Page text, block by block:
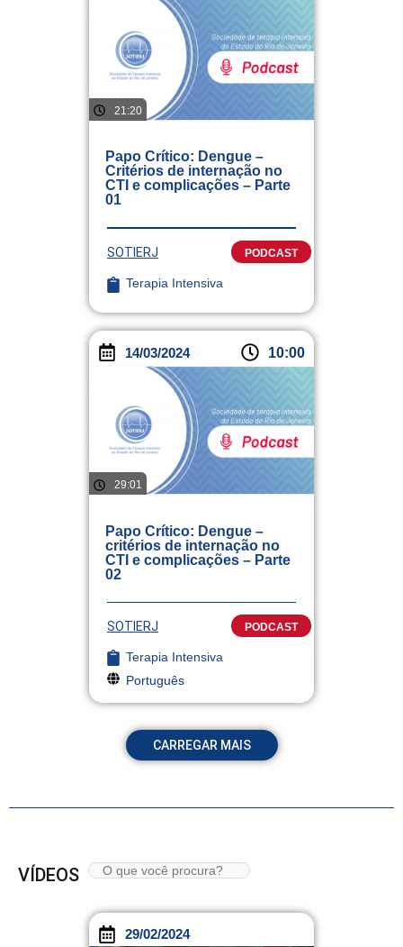
21:20
Papo Crítico: Dengue –
Critérios de internação no
CTI e complicações – Parte
01
SOTIERJ PODCAST
Terapia Intensiva
14/03/2024 10:00
29:01
Papo Crítico: Dengue –
critérios de internação no
CTI e complicações – Parte
02
SOTIERJ PODCAST
Terapia Intensiva
Português
CARREGAR MAIS
VÍDEOS
29/02/2024